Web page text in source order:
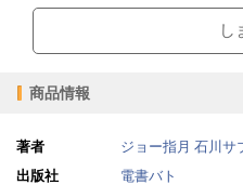
し
商品情報
著者 ジョー指月 石川サ
出版社
電書バト